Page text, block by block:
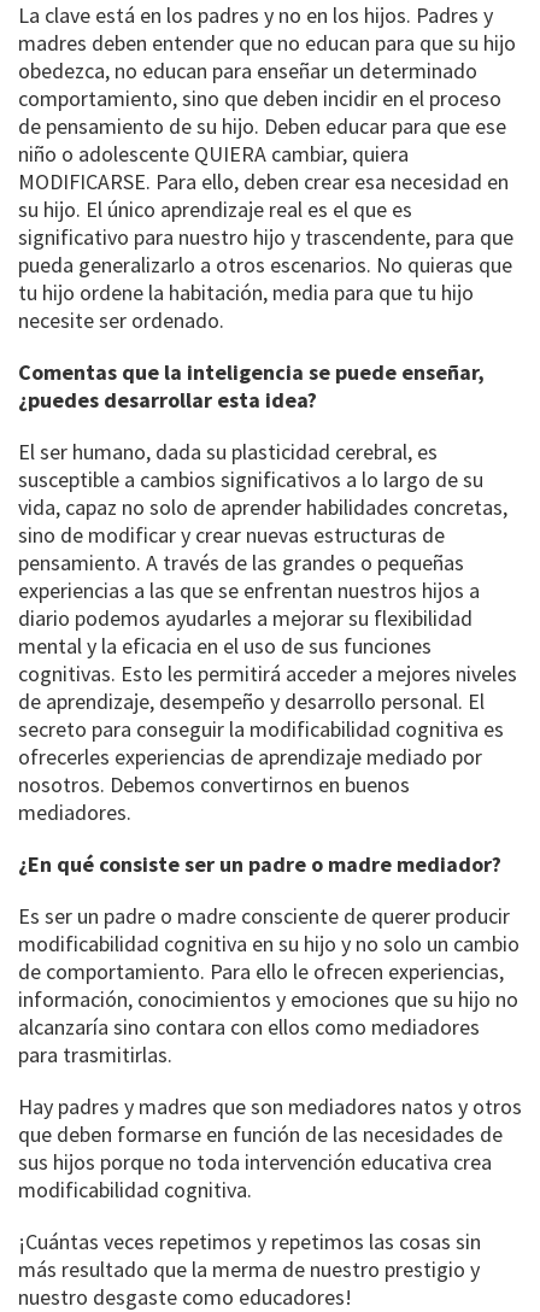
La clave está en los padres y no en los hijos. Padres y
madres deben entender que no educan para que su hijo
obedezca, no educan para enseñar un determinado
comportamiento, sino que deben incidir en el proceso
de pensamiento de su hijo. Deben educar para que ese
niño o adolescente QUIERA cambiar, quiera
MODIFICARSE. Para ello, deben crear esa necesidad en
su hijo. El único aprendizaje real es el que es
significativo para nuestro hijo y trascendente, para que
pueda generalizarlo a otros escenarios. No quieras que
tu hijo ordene la habitación, media para que tu hijo
necesite ser ordenado.
Comentas que la inteligencia se puede enseñar,
¿puedes desarrollar esta idea?
El ser humano, dada su plasticidad cerebral, es
susceptible a cambios significativos a lo largo de su
vida, capaz no solo de aprender habilidades concretas,
sino de modificar y crear nuevas estructuras de
pensamiento. A través de las grandes o pequeñas
experiencias a las que se enfrentan nuestros hijos a
diario podemos ayudarles a mejorar su flexibilidad
mental y la eficacia en el uso de sus funciones
cognitivas. Esto les permitirá acceder a mejores niveles
de aprendizaje, desempeño y desarrollo personal. El
secreto para conseguir la modificabilidad cognitiva es
ofrecerles experiencias de aprendizaje mediado por
nosotros. Debemos convertirnos en buenos
mediadores.
¿En qué consiste ser un padre o madre mediador?
Es ser un padre o madre consciente de querer producir
modificabilidad cognitiva en su hijo y no solo un cambio
de comportamiento. Para ello le ofrecen experiencias,
información, conocimientos y emociones que su hijo no
alcanzaría sino contara con ellos como mediadores
para trasmitirlas.
Hay padres y madres que son mediadores natos y otros
que deben formarse en función de las necesidades de
sus hijos porque no toda intervención educativa crea
modificabilidad cognitiva.
¡Cuántas veces repetimos y repetimos las cosas sin
más resultado que la merma de nuestro prestigio y
nuestro desgaste como educadores!